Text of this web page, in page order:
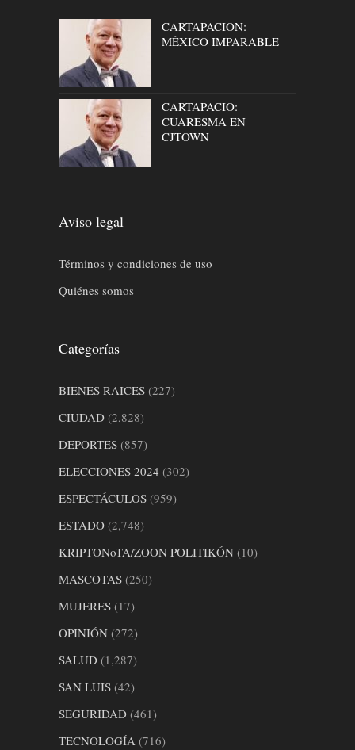
CARTAPACION:
MÉXICO IMPARABLE
CARTAPACIO:
CUARESMA EN
CJTOWN
Aviso legal
Términos y condiciones de uso
Quiénes somos
Categorías
BIENES RAICES (227)
CIUDAD (2,828)
DEPORTES (857)
ELECCIONES 2024 (302)
ESPECTÁCULOS (959)
ESTADO (2,748)
KRIPTONoTA/ZOON POLITIKÓN (10)
MASCOTAS (250)
MUJERES (17)
OPINIÓN (272)
SALUD (1,287)
SAN LUIS (42)
SEGURIDAD (461)
TECNOLOGÍA (716)